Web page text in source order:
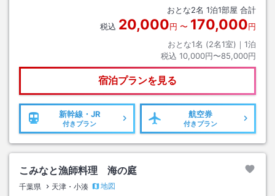
おとな2名 1泊1部屋 合計
税込 20,000円 〜 170,000円
おとな1名 (2名1室)｜ 1泊
税込 10,000円〜85,000円
宿泊プランを見る
新幹線・JR
付きプラン
航空券
付きプラン
こみなと漁師料理 海の庭
千葉県 天津・小湊 地図